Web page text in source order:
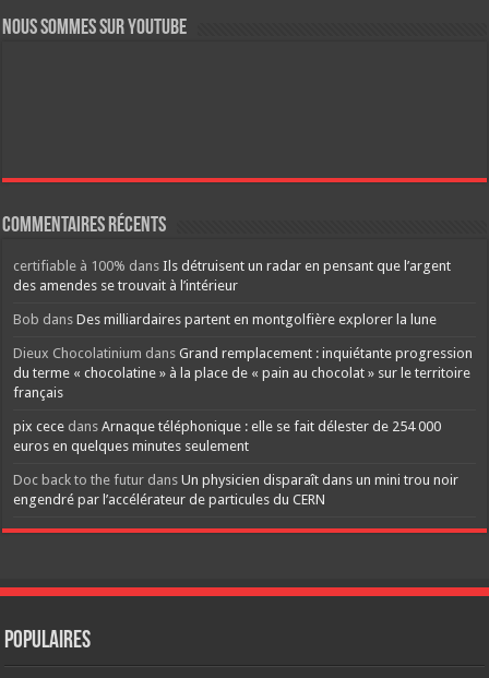
Nous sommes sur YouTube
Commentaires récents
certifiable à 100% dansIls détruisent un radar en pensant que l’argent
des amendes se trouvait à l’intérieur
Bob dansDes milliardaires partent en montgolfière explorer la lune
Dieux Chocolatinium dansGrand remplacement : inquiétante progression
du terme « chocolatine » à la place de « pain au chocolat » sur le territoire
français
pix cece dansArnaque téléphonique : elle se fait délester de 254 000
euros en quelques minutes seulement
Doc back to the futur dansUn physicien disparaît dans un mini trou noir
engendré par l’accélérateur de particules du CERN
Populaires